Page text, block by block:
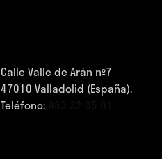
Calle Valle de Arán nº7
47010 Valladolid (España).
Teléfono: